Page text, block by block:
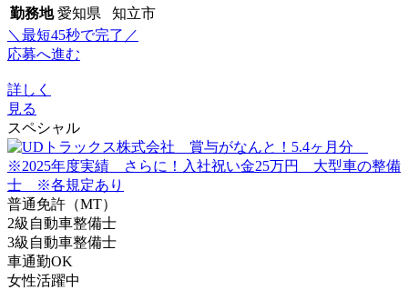
勤務地 愛知県 知立市
＼最短45秒で完了／
応募へ進む
詳しく
見る
スペシャル
普通免許（MT）
2級自動車整備士
3級自動車整備士
車通勤OK
女性活躍中